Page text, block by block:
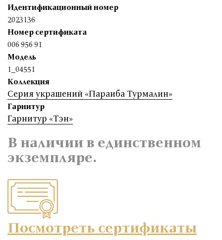
Идентификационный номер
2023136
Номер сертификата
006 956 91
Модель
1_04551
Коллекция
Серия украшений «Параиба Турмалин»
Гарнитур
Гарнитур «Тэн»
В наличии в единственном
экземпляре.
Посмотреть сертификаты